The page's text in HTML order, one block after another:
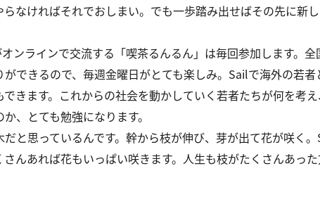
なければそれでおしまい。でも一歩踏み出せばその先に新
ンラインで交流する「喫茶るんるん」は毎回参加します。全
ができるので、毎週金曜日がとても楽しみ。Sailで海外の若者
きます。これからの社会を動かしていく若者たちが何を考
、とても勉強になります。
と思っているんです。幹から枝が伸び、芽が出て花が咲く
んあれば花もいっぱい咲きます。人生も枝がたくさんあっ